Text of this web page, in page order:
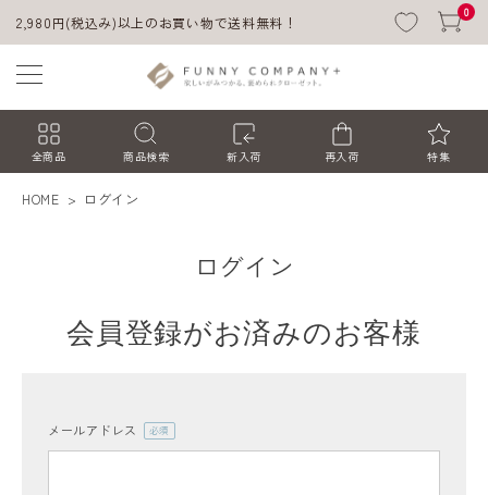
2,980円(税込み)以上のお買い物で送料無料！
0
全商品 商品検索 新入荷 再入荷 特集
HOME ログイン
ログイン
会員登録がお済みのお客様
メールアドレス
(必